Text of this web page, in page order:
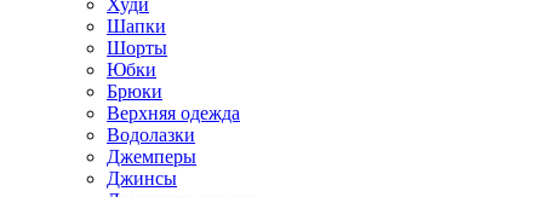
Шапки
Шорты
Юбки
Брюки
Верхняя одежда
Водолазки
Джемперы
Джинсы